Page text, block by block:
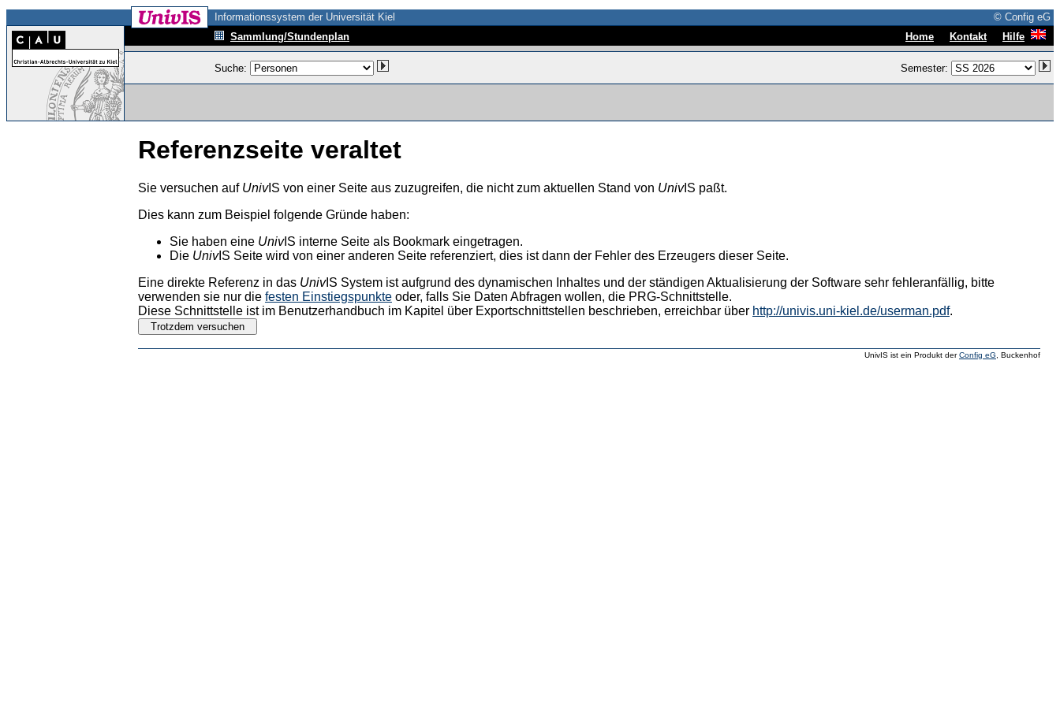
Informationssystem der Universität Kiel
© Config eG
Sammlung/Stundenplan
Home Kontakt Hilfe
Suche: Semester:
Referenzseite veraltet
Sie versuchen auf UnivIS von einer Seite aus zuzugreifen, die nicht zum aktuellen Stand von UnivIS paßt.
Dies kann zum Beispiel folgende Gründe haben:
Sie haben eine UnivIS interne Seite als Bookmark eingetragen.
Die UnivIS Seite wird von einer anderen Seite referenziert, dies ist dann der Fehler des Erzeugers dieser Seite.
Eine direkte Referenz in das UnivIS System ist aufgrund des dynamischen Inhaltes und der ständigen Aktualisierung der Software sehr fehleranfällig, bitte
verwenden sie nur die festen Einstiegspunkte oder, falls Sie Daten Abfragen wollen, die PRG-Schnittstelle.
Diese Schnittstelle ist im Benutzerhandbuch im Kapitel über Exportschnittstellen beschrieben, erreichbar über http://univis.uni-kiel.de/userman.pdf.
UnivIS ist ein Produkt derConfig eG , Buckenhof